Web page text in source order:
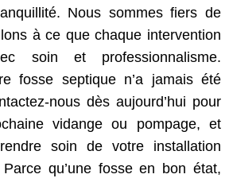
Nous sommes fiers de
à ce que chaque intervention
soin et professionnalisme.
fosse septique n’a jamais été
nous dès aujourd’hui pour
vidange ou pompage, et
soin de votre installation
qu’une fosse en bon état,